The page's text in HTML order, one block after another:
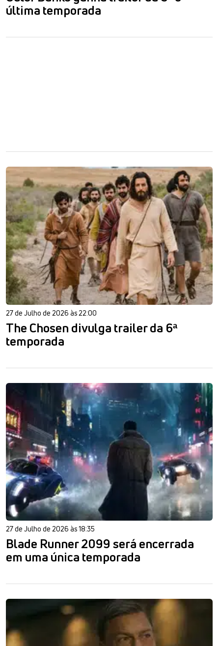
última temporada
27 de Julho de 2026 às 22:00
The Chosen divulga trailer da 6ª
temporada
27 de Julho de 2026 às 18:35
Blade Runner 2099 será encerrada
em uma única temporada